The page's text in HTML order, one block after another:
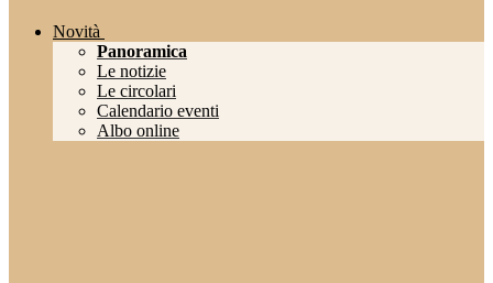
Novità
Panoramica
Le notizie
Le circolari
Calendario eventi
Albo online